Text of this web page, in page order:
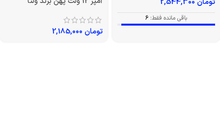
تومان
باقی مانده فقط: 6
تومان